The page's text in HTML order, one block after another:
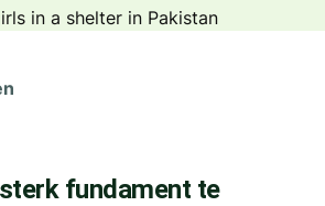
fundament te